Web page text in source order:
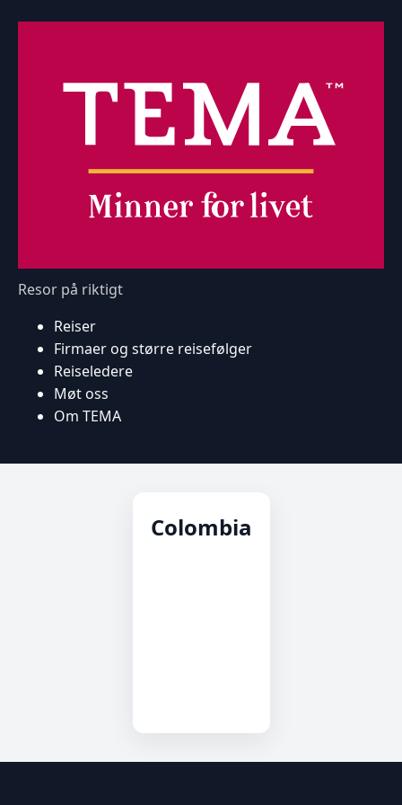
Resor på riktigt
Reiser
Firmaer og større reisefølger
Reiseledere
Møt oss
Om TEMA
Colombia